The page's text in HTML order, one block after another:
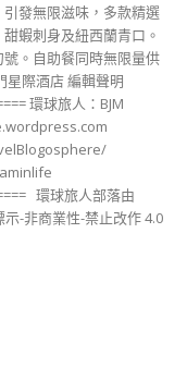
發無限滋味，多款精選
蝦刺身及紐西蘭青口。
。自助餐同時無限量供
星際酒店 編輯聲明
環球旅人：BJM
環球旅人部落由
-非商業性-禁止改作 4.0